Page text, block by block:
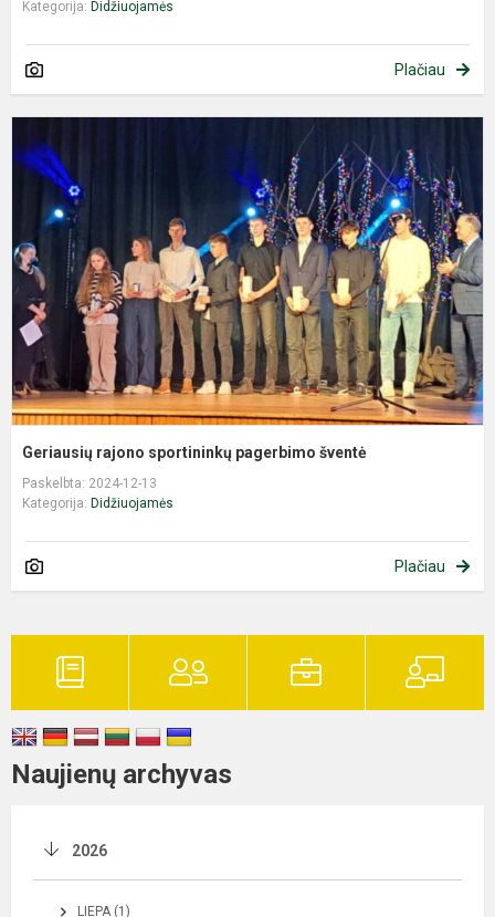
Kategorija: Didžiuojamės
Plačiau
Geriausių rajono sportininkų pagerbimo šventė
Paskelbta: 2024-12-13
Kategorija: Didžiuojamės
Plačiau
Naujienų archyvas
2026
LIEPA (1)